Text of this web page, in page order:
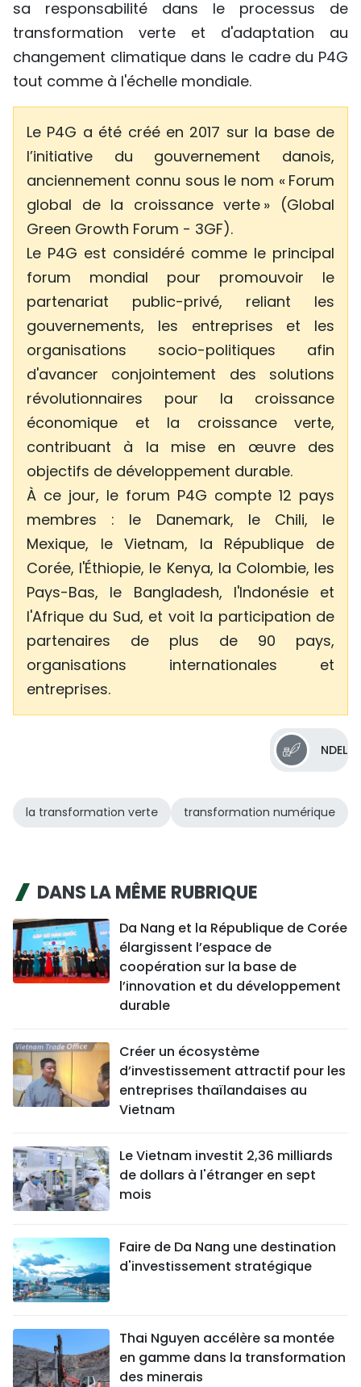
sa responsabilité dans le processus de
transformation verte et d'adaptation au
changement climatique dans le cadre du P4G
tout comme à l'échelle mondiale.
Le P4G a été créé en 2017 sur la base de
l’initiative du gouvernement danois,
anciennement connu sous le nom « Forum
global de la croissance verte » (Global
Green Growth Forum - 3GF).
Le P4G est considéré comme le principal
forum mondial pour promouvoir le
partenariat public-privé, reliant les
gouvernements, les entreprises et les
organisations socio-politiques afin
d'avancer conjointement des solutions
révolutionnaires pour la croissance
économique et la croissance verte,
contribuant à la mise en œuvre des
objectifs de développement durable.
À ce jour, le forum P4G compte 12 pays
membres : le Danemark, le Chili, le
Mexique, le Vietnam, la République de
Corée, l'Éthiopie, le Kenya, la Colombie, les
Pays-Bas, le Bangladesh, l'Indonésie et
l'Afrique du Sud, et voit la participation de
partenaires de plus de 90 pays,
organisations internationales et
entreprises.
NDEL
la transformation verte transformation numérique
DANS LA MÊME RUBRIQUE
Da Nang et la République de Corée
élargissent l’espace de
coopération sur la base de
l’innovation et du développement
durable
Créer un écosystème
d’investissement attractif pour les
entreprises thaïlandaises au
Vietnam
Le Vietnam investit 2,36 milliards
de dollars à l'étranger en sept
mois
Faire de Da Nang une destination
d'investissement stratégique
Thai Nguyen accélère sa montée
en gamme dans la transformation
des minerais